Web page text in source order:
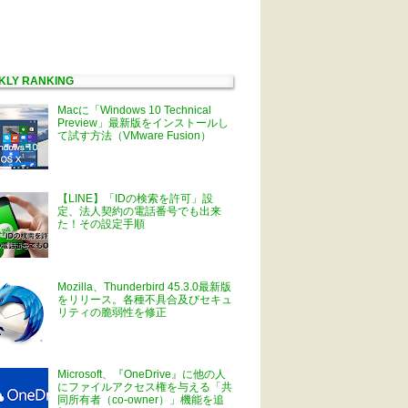
RANKING
Macに「Windows 10 Technical
Preview」最新版をインストールし
て試す方法（VMware Fusion）
【LINE】「IDの検索を許可」設
定、法人契約の電話番号でも出来
た！その設定手順
Mozilla、Thunderbird 45.3.0最新版
をリリース。各種不具合及びセキュ
リティの脆弱性を修正
Microsoft、『OneDrive』に他の人
にファイルアクセス権を与える「共
同所有者（co-owner）」機能を追